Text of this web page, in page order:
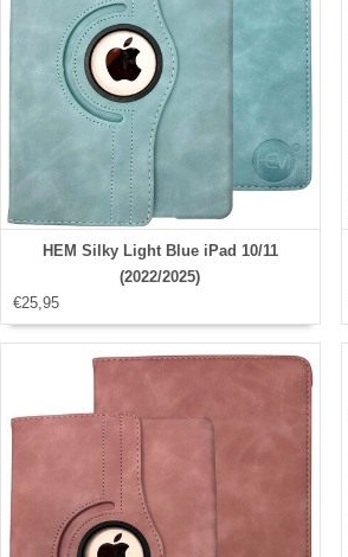
HEM Silky Light Blue iPad 10/11
(2022/2025)
€25,95